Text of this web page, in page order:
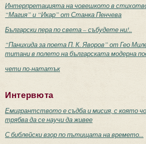
Интерпретацията на човешкото в
“Магия” и “Икар” от Станка Пенчева
Български пера по света – събудете ни!..
“Панихида за поета П. К. Яворов” от Гео
титани в полето на българската модерна
чети по-нататък
Интервюта
Емигрантството е съдба и мисия, с която
трябва да се научи да живее
С библейски взор по пътищата на времето...